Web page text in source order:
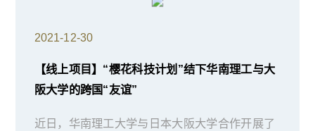
2021-12-30
【线上项目】“樱花科技计划”结下华南理工与大
阪大学的跨国“友谊”
近日，华南理工大学与日本大阪大学合作开展了